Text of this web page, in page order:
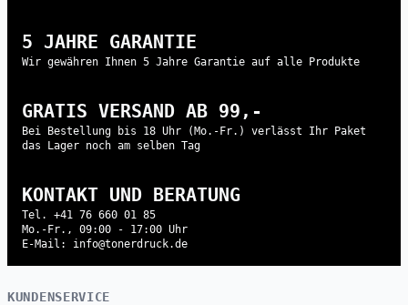
5 JAHRE GARANTIE
Wir gewähren Ihnen 5 Jahre Garantie auf alle Produkte
GRATIS VERSAND AB 99,-
Bei Bestellung bis 18 Uhr (Mo.-Fr.) verlässt Ihr Paket
das Lager noch am selben Tag
KONTAKT UND BERATUNG
Tel. +41 76 660 01 85
Mo.-Fr., 09:00 - 17:00 Uhr
E-Mail: info@tonerdruck.de
KUNDENSERVICE